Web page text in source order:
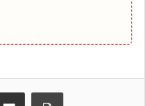
Share via Email Print